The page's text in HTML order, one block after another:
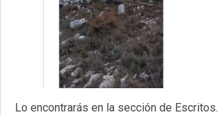
Lo encontrarás en la sección de Escritos.